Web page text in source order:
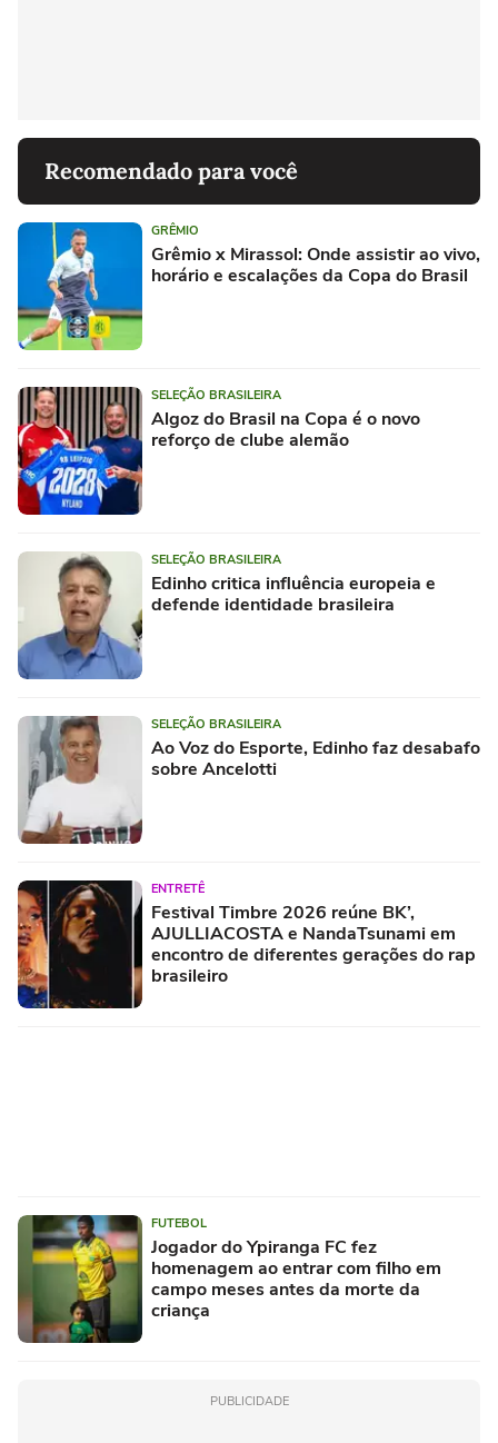
Recomendado para você
GRÊMIO
Grêmio x Mirassol: Onde assistir ao vivo,
horário e escalações da Copa do Brasil
SELEÇÃO BRASILEIRA
Algoz do Brasil na Copa é o novo
reforço de clube alemão
SELEÇÃO BRASILEIRA
Edinho critica influência europeia e
defende identidade brasileira
SELEÇÃO BRASILEIRA
Ao Voz do Esporte, Edinho faz desabafo
sobre Ancelotti
ENTRETÊ
Festival Timbre 2026 reúne BK’,
AJULLIACOSTA e NandaTsunami em
encontro de diferentes gerações do rap
brasileiro
FUTEBOL
Jogador do Ypiranga FC fez
homenagem ao entrar com filho em
campo meses antes da morte da
criança
PUBLICIDADE